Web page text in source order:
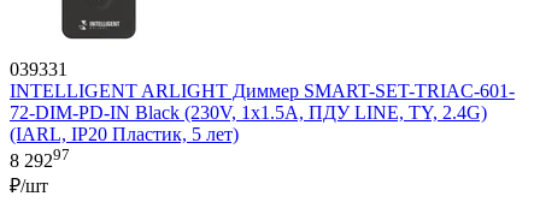
039331
INTELLIGENT ARLIGHT Диммер SMART-SET-TRIAC-601-
72-DIM-PD-IN Black (230V, 1x1.5A, ПДУ LINE, TY, 2.4G)
(IARL, IP20 Пластик, 5 лет)
8 29297
₽/шт